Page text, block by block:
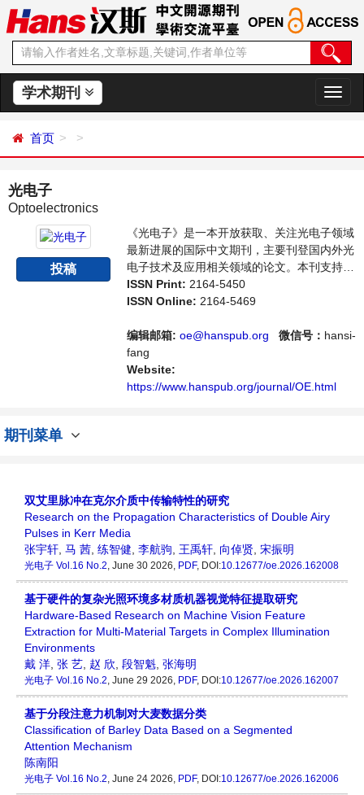
学术期刊
切
换
首页
光电子
Optoelectronics
投稿
《光电子》是一本开放获取、关注光电子领域
最新进展的国际中文期刊，主要刊登国内外光
电子技术及应用相关领域的论文。本刊支持思
想创新、学术创新，倡导科学，繁荣学术，集
学术性、思想性为一体，旨在给世界范围内的
和讨论光电子领域内不同方向问题与发展的交
流平台。
ISSN Print: 2164-5450
ISSN Online: 2164-5469
编辑邮箱: oe@hanspub.org 微信号： hansi-
fang
Website:
https://www.hanspub.org/journal/OE.html
期刊菜单
双艾里脉冲在克尔介质中传输特性的研究
Research on the Propagation Characteristics of Double Airy
Pulses in Kerr Media
张宇轩 马 茜 练智健 李航驹 王禹轩 向倬贤 宋振明
光电子 Vol.16 No.2, June 30 2026, PDF, DOI:10.12677/oe.2026.162008
基于硬件的复杂光照环境多材质机器视觉特征提取研究
Hardware-Based Research on Machine Vision Feature
Extraction for Multi-Material Targets in Complex Illumination
Environments
戴 洋 张 艺 赵 欣 段智魁 张海明
光电子 Vol.16 No.2, June 29 2026, PDF, DOI:10.12677/oe.2026.162007
基于分段注意力机制对大麦数据分类
Classification of Barley Data Based on a Segmented
Attention Mechanism
陈南阳
光电子 Vol.16 No.2, June 24 2026, PDF, DOI:10.12677/oe.2026.162006